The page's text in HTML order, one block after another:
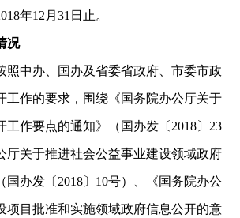
年12月31日止。
况
中办、国办及省委省政府、市委市政
工作的要求，围绕《国务院办公厅关于
工作要点的通知》（国办发〔2018〕23
厅关于推进社会公益事业建设领域政府
国办发〔2018〕10号）、《国务院办公
项目批准和实施领域政府信息公开的意